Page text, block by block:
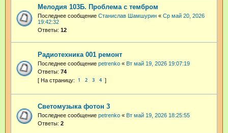
Мелодия 103Б. Проблема с тембром
Последнее сообщение Станислав Шамшурин « Ср май 20, 2026
19:42:32
Ответы: 12
Радиотехника 001 ремонт
Последнее сообщение petrenko « Вт май 19, 2026 19:07:19
Ответы: 74
1 2 3 4
Светомузыка фотон 3
Последнее сообщение petrenko « Вт май 19, 2026 18:25:55
Ответы: 2